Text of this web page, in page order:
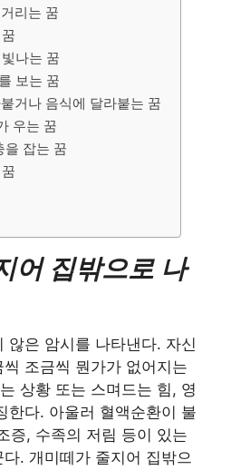
리는 꿈
나는 꿈
보는 꿈
거나 음식에 달라붙는 꿈
우는 꿈
을 잡는 꿈
어 집밖으로 나
않은 암시를 나타낸다. 자신
조금씩 뭔가가 없어지는
상황 또는 스며드는 힘, 영
한다. 아울러 혈액순환이 불
증, 수족의 저림 등이 있는
. 개미떼가 줄지어 집밖으